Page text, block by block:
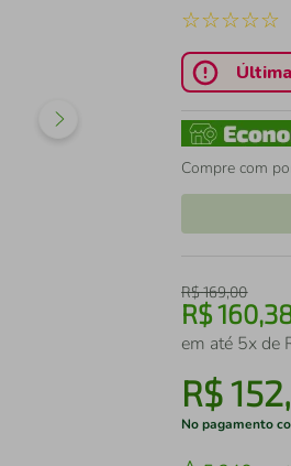
☆☆☆☆☆
Compre com
R$169,00
R$160,
em até 5x de
R$152,
No pagamento